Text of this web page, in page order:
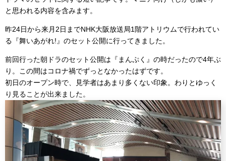
と思われる内容を含みます。
昨24日から来月2日までNHK大阪放送局1階アトリウムで行われてい
る『舞いあがれ!』のセット公開に行ってきました。
前回行った朝ドラのセット公開は『まんぷく』の時だったので4年ぶ
り。この間はコロナ禍でずっとなかったはずです。
初日のオープン時で、見学者はあまり多くない印象。わりとゆっく
り見ることが出来ました。